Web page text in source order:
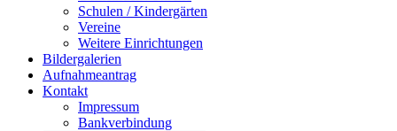
Schulen / Kindergärten
Vereine
Weitere Einrichtungen
Bildergalerien
Aufnahmeantrag
Kontakt
Impressum
Bankverbindung